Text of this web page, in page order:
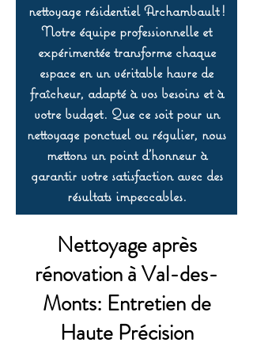
nettoyage résidentiel Archambault !
Notre équipe professionnelle et
expérimentée transforme chaque
espace en un véritable havre de
fraîcheur, adapté à vos besoins et à
votre budget. Que ce soit pour un
nettoyage ponctuel ou régulier, nous
mettons un point d’honneur à
garantir votre satisfaction avec des
résultats impeccables.
Nettoyage après
rénovation à Val-des-
Monts: Entretien de
Haute Précision